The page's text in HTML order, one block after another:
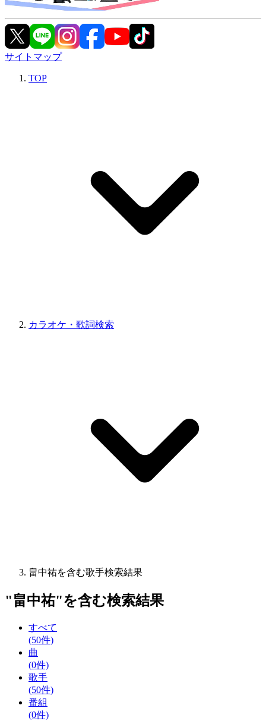
サイトマップ
TOP
カラオケ・歌詞検索
畠中祐を含む歌手検索結果
"畠中祐"を含む検索結果
すべて
(50件)
曲
(0件)
歌手
(50件)
番組
(0件)